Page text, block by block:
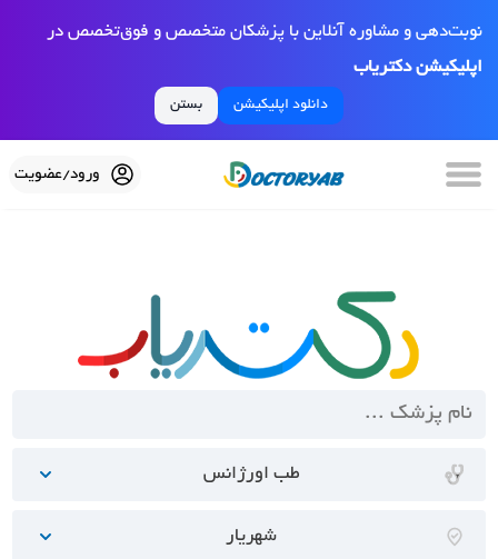
نوبت‌دهی و مشاوره آنلاین با پزشکان متخصص و فوق‌تخصص در
اپلیکیشن دکتریاب
دانلود اپلیکیشن بستن
ورود/عضویت
طب اورژانس
شهریار